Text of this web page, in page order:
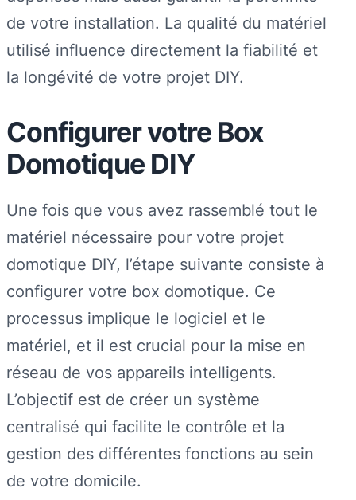
de votre installation. La qualité du matériel
utilisé influence directement la fiabilité et
la longévité de votre projet DIY.
Configurer votre Box
Domotique DIY
Une fois que vous avez rassemblé tout le
matériel nécessaire pour votre projet
domotique DIY, l’étape suivante consiste à
configurer votre box domotique. Ce
processus implique le logiciel et le
matériel, et il est crucial pour la mise en
réseau de vos appareils intelligents.
L’objectif est de créer un système
centralisé qui facilite le contrôle et la
gestion des différentes fonctions au sein
de votre domicile.